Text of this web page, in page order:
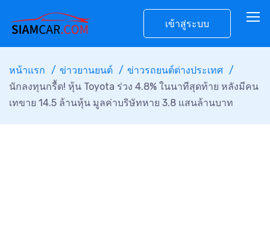
เข้าสู่ระบบ
หน้าแรก ข่าวยานยนต์
ข่าวรถยนต์ต่างประเทศ
นักลงทุนกรื้ด! หุ้น Toyota ร่วง 4.8% ในนาทีสุดท้าย หลังมีคน
เทขาย 14.5 ล้านหุ้น มูลค่าบริษัทหาย 3.8 แสนล้านบาท